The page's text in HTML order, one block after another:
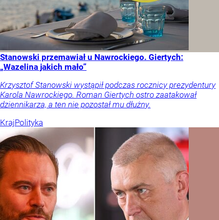
Stanowski przemawiał u Nawrockiego. Giertych:
„Wazelina jakich mało”
Krzysztof Stanowski wystąpił podczas rocznicy prezydentury
Karola Nawrockiego. Roman Giertych ostro zaatakował
dziennikarza, a ten nie pozostał mu dłużny.
KrajPolityka